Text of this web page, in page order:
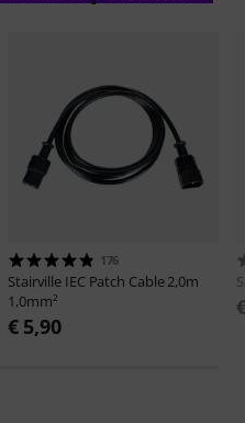
176
Stairville IEC Patch Cable 2,0m
1,0mm²
€ 5,90